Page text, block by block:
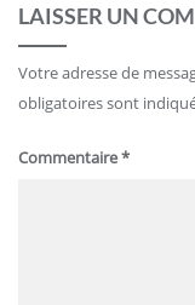
LAISSER UN
Votre adresse de
obligatoires sont
Commentaire*